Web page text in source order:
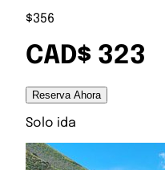
$356
CAD$ 323
Reserva Ahora
Solo ida